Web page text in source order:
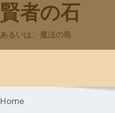
賢者の石
あるいは、魔法の島
Home